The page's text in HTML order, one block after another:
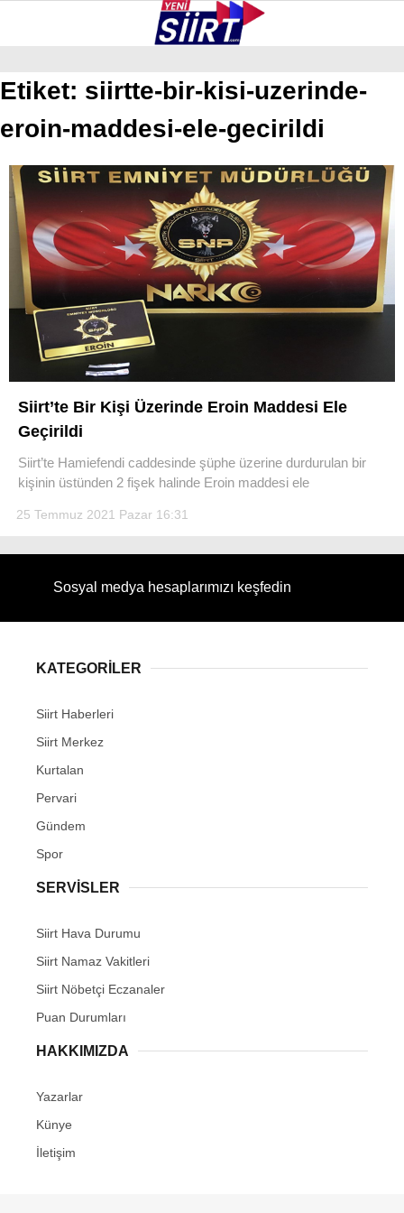
GALERİ VİDEO YAZARLAR
ERUH
BAYKAN
PERVARI
ŞIRVAN
TILLO
GÜNDEM
NÖBETÇI ECZANELER
Etiket: siirtte-bir-kisi-uzerinde-
eroin-maddesi-ele-gecirildi
Siirt’te Bir Kişi Üzerinde Eroin Maddesi Ele
Geçirildi
Siirt’te Hamiefendi caddesinde şüphe üzerine durdurulan bir
kişinin üstünden 2 fişek halinde Eroin maddesi ele
25 Temmuz 2021 Pazar 16:31
Sosyal medya hesaplarımızı keşfedin
KATEGORİLER
Siirt Haberleri
Siirt Merkez
Kurtalan
Pervari
Gündem
Spor
SERVİSLER
Siirt Hava Durumu
Siirt Namaz Vakitleri
Siirt Nöbetçi Eczanaler
Puan Durumları
HAKKIMIZDA
Yazarlar
Künye
İletişim